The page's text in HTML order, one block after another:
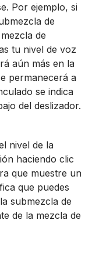
Por ejemplo, si
de
de
tu nivel de voz
aún más en la
permanecerá a
se indica
del deslizador.
nivel de la
haciendo clic
que muestre un
que puedes
submezcla de
de la mezcla de